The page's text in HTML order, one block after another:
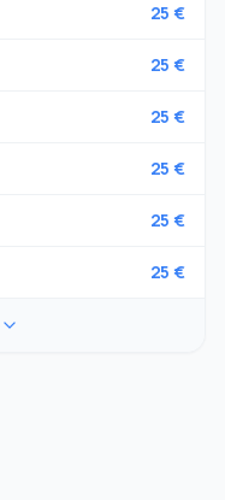
25 €
25 €
25 €
25 €
25 €
25 €